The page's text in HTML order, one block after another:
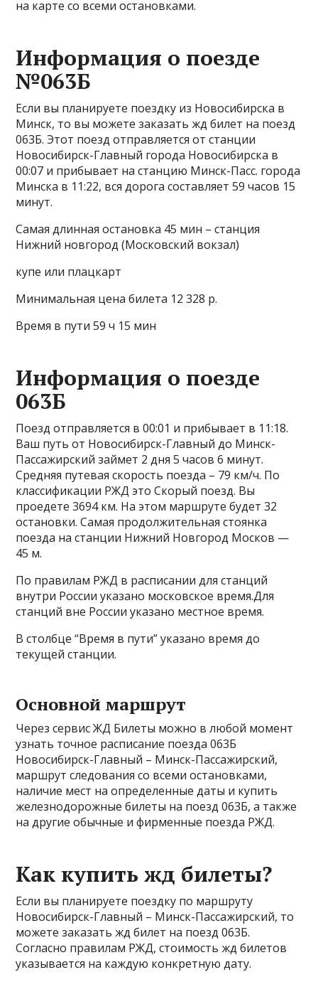
на карте со всеми остановками.
Информация о поезде
№063Б
Если вы планируете поездку из Новосибирска в
Минск, то вы можете заказать жд билет на поезд
063Б. Этот поезд отправляется от станции
Новосибирск-Главный города Новосибирска в
00:07 и прибывает на станцию Минск-Пасс. города
Минска в 11:22, вся дорога составляет 59 часов 15
минут.
Самая длинная остановка 45 мин – станция
Нижний новгород (Московский вокзал)
купе или плацкарт
Минимальная цена билета 12 328 р.
Время в пути 59 ч 15 мин
Информация о поезде
063Б
Поезд отправляется в 00:01 и прибывает в 11:18.
Ваш путь от Новосибирск-Главный до Минск-
Пассажирский займет 2 дня 5 часов 6 минут.
Средняя путевая скорость поезда – 79 км/ч. По
классификации РЖД это Скорый поезд. Вы
проедете 3694 км. На этом маршруте будет 32
остановки. Самая продолжительная стоянка
поезда на станции Нижний Новгород Москов —
45 м.
По правилам РЖД в расписании для станций
внутри России указано московское время.Для
станций вне России указано местное время.
В столбце “Время в пути” указано время до
текущей станции.
Основной маршрут
Через сервис ЖД Билеты можно в любой момент
узнать точное расписание поезда 063Б
Новосибирск-Главный – Минск-Пассажирский,
маршрут следования со всеми остановками,
наличие мест на определенные даты и купить
железнодорожные билеты на поезд 063Б, а также
на другие обычные и фирменные поезда РЖД.
Как купить жд билеты?
Если вы планируете поездку по маршруту
Новосибирск-Главный – Минск-Пассажирский, то
можете заказать жд билет на поезд 063Б.
Согласно правилам РЖД, стоимость жд билетов
указывается на каждую конкретную дату.